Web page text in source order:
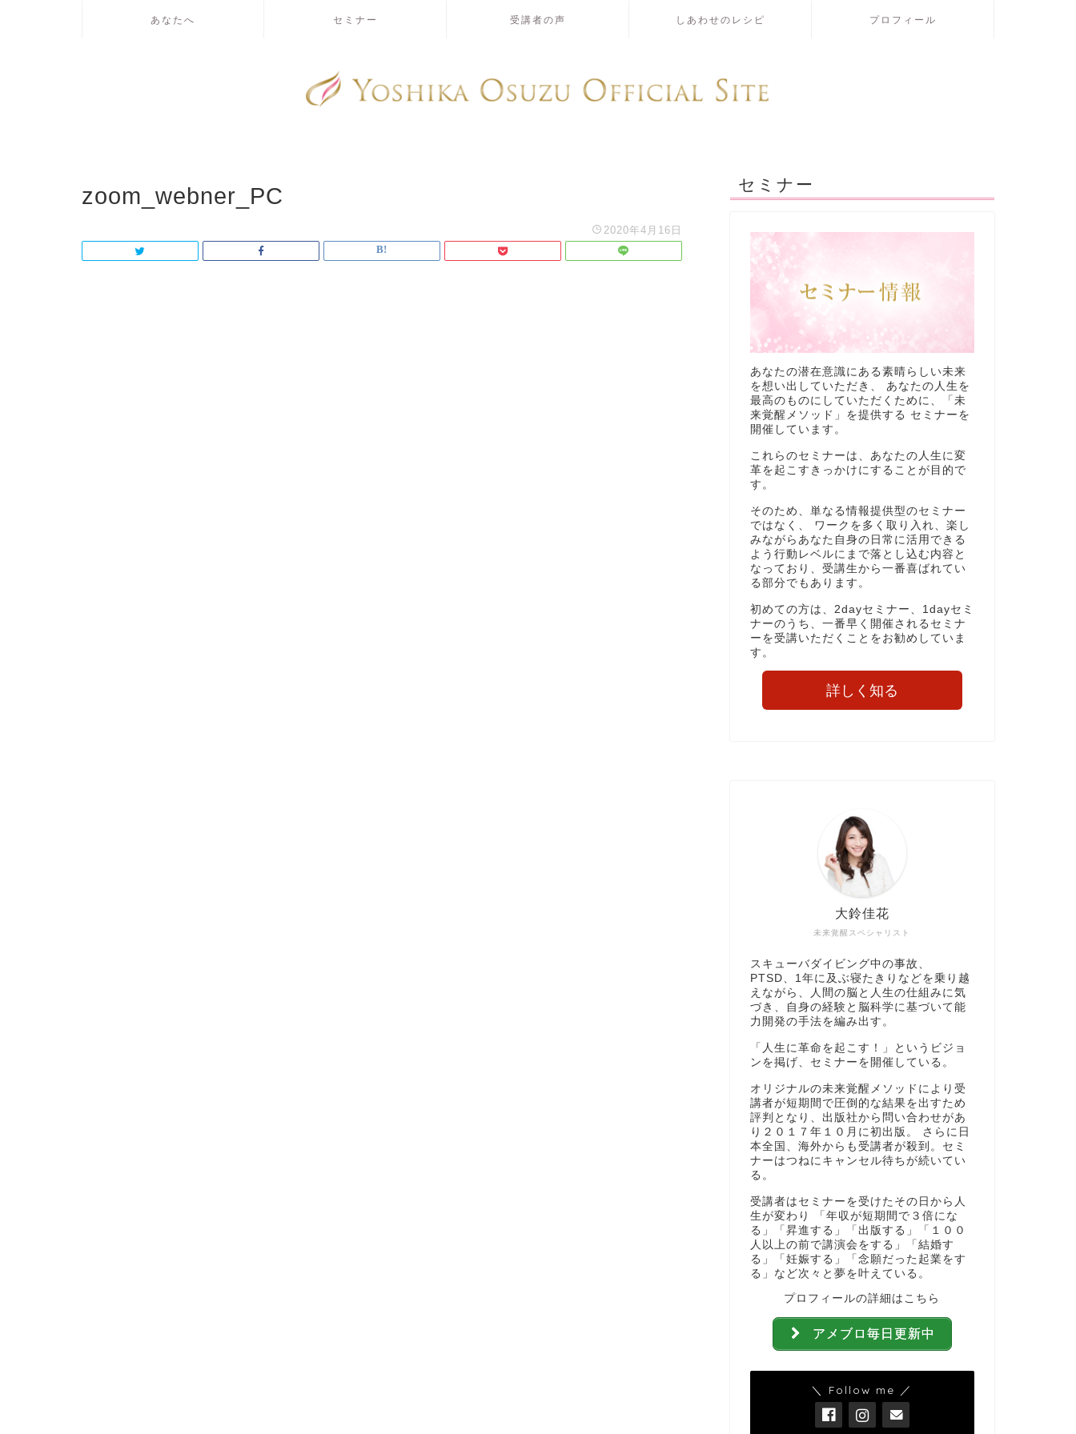
あなたへ セミナー 受講者の声 しあわせのレシピ プロフィール
zoom_webner_PC
2020年4月16日
セミナー
あなたの潜在意識にある素晴らしい未来
を想い出していただき、 あなたの人生を
最高のものにしていただくために、「未
来覚醒メソッド」を提供する セミナーを
開催しています。
これらのセミナーは、あなたの人生に変
革を起こすきっかけにすることが目的で
す。
そのため、単なる情報提供型のセミナー
ではなく、 ワークを多く取り入れ、楽し
みながらあなた自身の日常に活用できる
よう行動レベルにまで落とし込む内容と
なっており、受講生から一番喜ばれてい
る部分でもあります。
初めての方は、2dayセミナー、1dayセミ
ナーのうち、一番早く開催されるセミナ
ーを受講いただくことをお勧めしていま
す。
詳しく知る
未来覚醒スペシャリスト
大鈴佳花
スキューバダイビング中の事故、
PTSD、1年に及ぶ寝たきりなどを乗り越
えながら、人間の脳と人生の仕組みに気
づき、自身の経験と脳科学に基づいて能
力開発の手法を編み出す。
「人生に革命を起こす！」というビジョ
ンを掲げ、セミナーを開催している。
オリジナルの未来覚醒メソッドにより受
講者が短期間で圧倒的な結果を出すため
評判となり、出版社から問い合わせがあ
り２０１７年１０月に初出版。 さらに日
本全国、海外からも受講者が殺到。セミ
ナーはつねにキャンセル待ちが続いてい
る。
受講者はセミナーを受けたその日から人
生が変わり 「年収が短期間で３倍にな
る」「昇進する」「出版する」「１００
人以上の前で講演会をする」「結婚す
る」「妊娠する」「念願だった起業をす
る」など次々と夢を叶えている。
プロフィールの詳細はこちら
アメブロ毎日更新中
＼ Follow me ／